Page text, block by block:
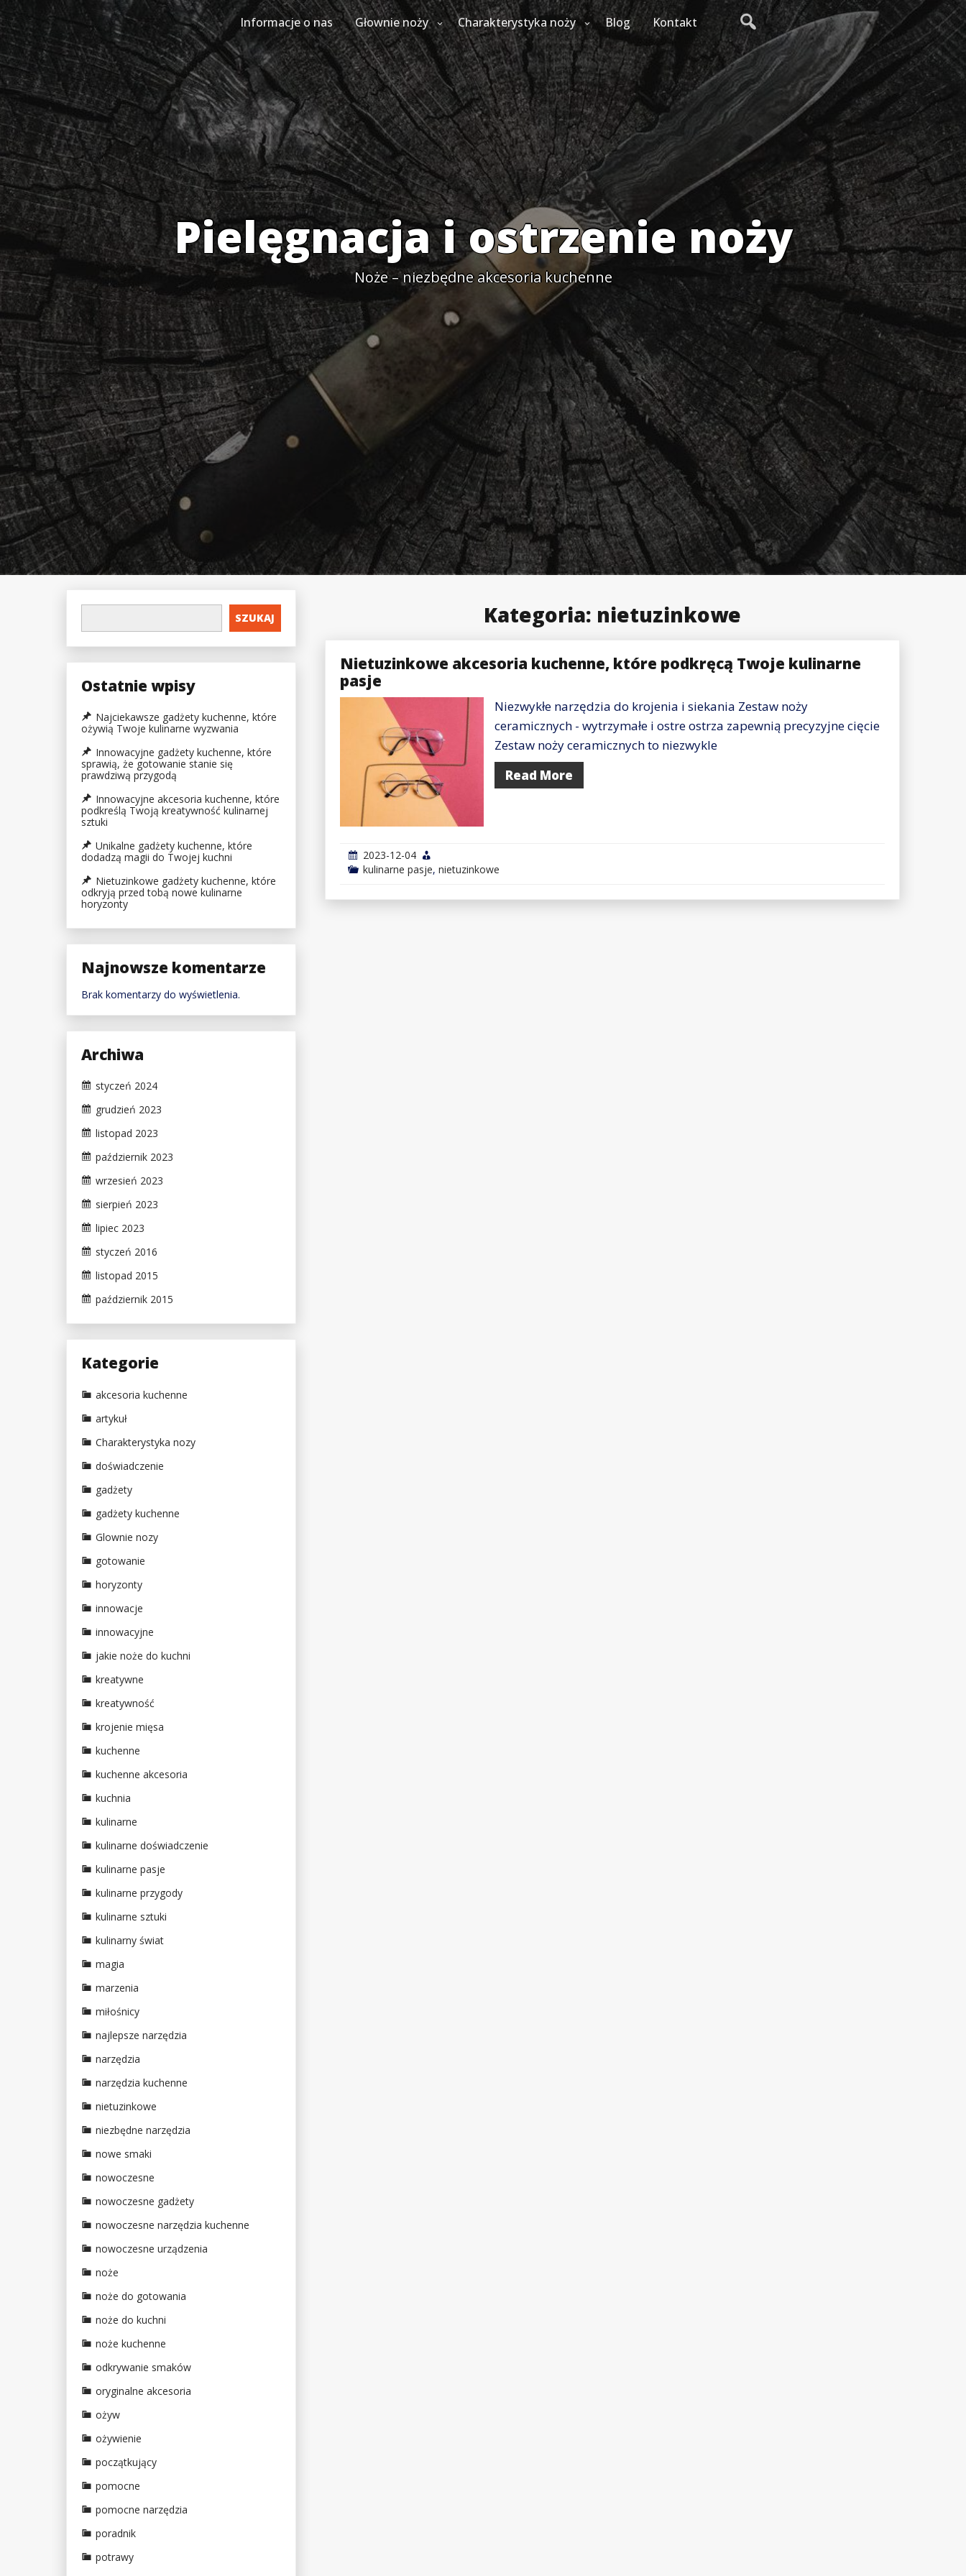
Skip
to
content
Informacje o nas Głownie noży Charakterystyka noży Blog Kontakt
Pielęgnacja i ostrzenie noży
Noże – niezbędne akcesoria kuchenne
Kategoria: nietuzinkowe
Nietuzinkowe akcesoria kuchenne, które podkręcą Twoje kulinarne
pasje
Niezwykłe narzędzia do krojenia i siekania Zestaw noży
ceramicznych - wytrzymałe i ostre ostrza zapewnią precyzyjne cięcie
Zestaw noży ceramicznych to niezwykle
Read More
2023-12-04
kulinarne pasje, nietuzinkowe
SZUKAJ
Ostatnie wpisy
Najciekawsze gadżety kuchenne, które
ożywią Twoje kulinarne wyzwania
Innowacyjne gadżety kuchenne, które
sprawią, że gotowanie stanie się
prawdziwą przygodą
Innowacyjne akcesoria kuchenne, które
podkreślą Twoją kreatywność kulinarnej
sztuki
Unikalne gadżety kuchenne, które
dodadzą magii do Twojej kuchni
Nietuzinkowe gadżety kuchenne, które
odkryją przed tobą nowe kulinarne
horyzonty
Najnowsze komentarze
Brak komentarzy do wyświetlenia.
Archiwa
styczeń 2024
grudzień 2023
listopad 2023
październik 2023
wrzesień 2023
sierpień 2023
lipiec 2023
styczeń 2016
listopad 2015
październik 2015
Kategorie
akcesoria kuchenne
artykuł
Charakterystyka nozy
doświadczenie
gadżety
gadżety kuchenne
Glownie nozy
gotowanie
horyzonty
innowacje
innowacyjne
jakie noże do kuchni
kreatywne
kreatywność
krojenie mięsa
kuchenne
kuchenne akcesoria
kuchnia
kulinarne
kulinarne doświadczenie
kulinarne pasje
kulinarne przygody
kulinarne sztuki
kulinarny świat
magia
marzenia
miłośnicy
najlepsze narzędzia
narzędzia
narzędzia kuchenne
nietuzinkowe
niezbędne narzędzia
nowe smaki
nowoczesne
nowoczesne gadżety
nowoczesne narzędzia kuchenne
nowoczesne urządzenia
noże
noże do gotowania
noże do kuchni
noże kuchenne
odkrywanie smaków
oryginalne akcesoria
ożyw
ożywienie
początkujący
pomocne
pomocne narzędzia
poradnik
potrawy